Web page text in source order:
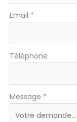
téléphone
Email *
Téléphone
Message *